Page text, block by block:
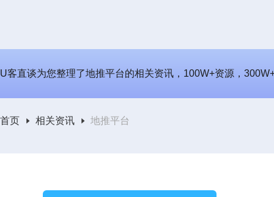
U客直谈为您整理了地推平台的相关资讯，100W+资源，
首页 相关资讯 地推平台